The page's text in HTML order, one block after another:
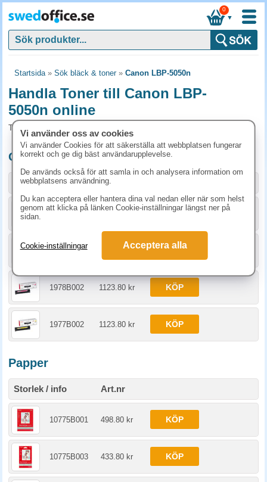
▼
0
Startsida» Sök bläck & toner» Canon LBP-5050n
Handla Toner till Canon LBP-
5050n online
Toner och tillbehör som passar till Canon LBP-5050n
Originalprodukter till Canon LBP-5050n
Storlek / info Art.nr
1980B002 KÖP
1979B002 1123.80 kr KÖP
1978B002 1123.80 kr KÖP
1977B002 1123.80 kr KÖP
Papper
Storlek / info Art.nr
10775B001 498.80 kr KÖP
10775B003 433.80 kr KÖP
Vi använder oss av cookies
Vi använder Cookies för att säkerställa att webbplatsen fungerar
korrekt och ge dig bäst användarupplevelse.
De används också för att samla in och analysera information om
webbplatsens användning.
Du kan acceptera eller hantera dina val nedan eller när som helst
genom att klicka på länken Cookie-inställningar längst ner på
sidan.
Cookie-inställningar Acceptera alla